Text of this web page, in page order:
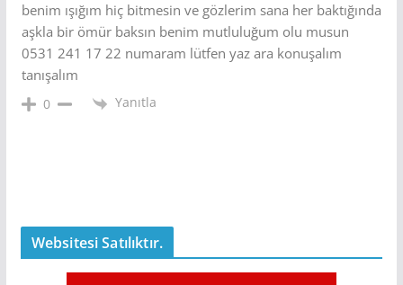
benim ışığım hiç bitmesin ve gözlerim sana her baktığında
aşkla bir ömür baksın benim mutluluğum olu musun
0531 241 17 22 numaram lütfen yaz ara konuşalım
tanışalım
0 Yanıtla
Websitesi Satılıktır.